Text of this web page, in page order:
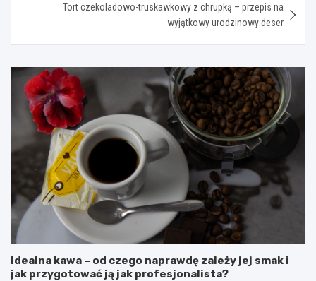
Tort czekoladowo-truskawkowy z chrupką – przepis na
wyjątkowy urodzinowy deser
Idealna kawa – od czego naprawdę zależy jej smak i
jak przygotować ją jak profesjonalista?